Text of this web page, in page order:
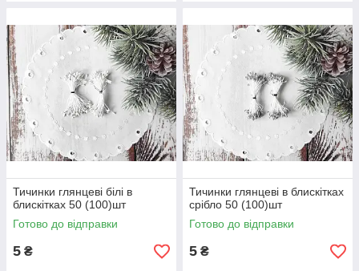
Тичинки глянцеві білі в
блискітках 50 (100)шт
Готово до відправки
5 ₴
Тичинки глянцеві в блискітках
срібло 50 (100)шт
Готово до відправки
5 ₴